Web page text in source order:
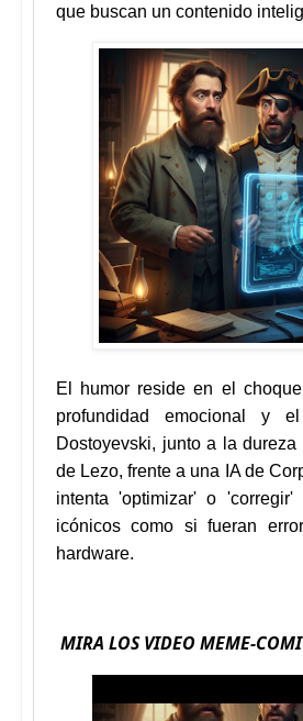
que buscan un contenido
El humor reside en el
profundidad emocional y
Dostoyevski, junto a la
de Lezo, frente a una IA de
intenta 'optimizar' o
icónicos como si fueran
hardware.
MIRA LOS VIDEO MEME-